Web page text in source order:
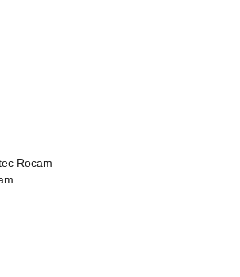
Rocam